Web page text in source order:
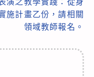
施計畫乙份，請相關
領域教師報名。